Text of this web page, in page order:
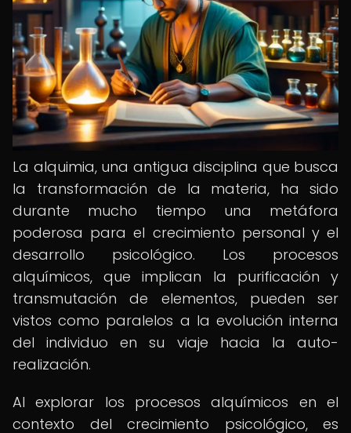
La alquimia, una antigua disciplina que busca
la transformación de la materia, ha sido
durante mucho tiempo una metáfora
poderosa para el crecimiento personal y el
desarrollo psicológico. Los procesos
alquímicos, que implican la purificación y
transmutación de elementos, pueden ser
vistos como paralelos a la evolución interna
del individuo en su viaje hacia la auto-
realización.
Al explorar los procesos alquímicos en el
contexto del crecimiento psicológico, es